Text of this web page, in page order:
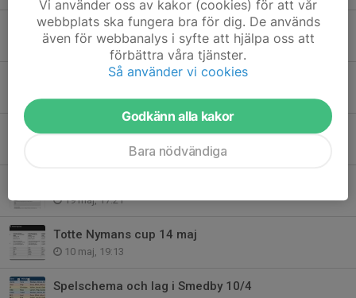
Nu kan ni hämta kakorna
5 jun, 14:16
Kakservice
1 jun, 20:40
Spelschema o lagindelning sammandrag 24 maj
19 maj, 17:21
Totte Nymans cup 14 maj
10 maj, 19:13
Spelschema och lag i Smedby 10/4
Vi använder oss av kakor (cookies) för att vår
webbplats ska fungera bra för dig. De används
även för webbanalys i syfte att hjälpa oss att
förbättra våra tjänster.
Så använder vi cookies
Godkänn alla kakor
Bara nödvändiga